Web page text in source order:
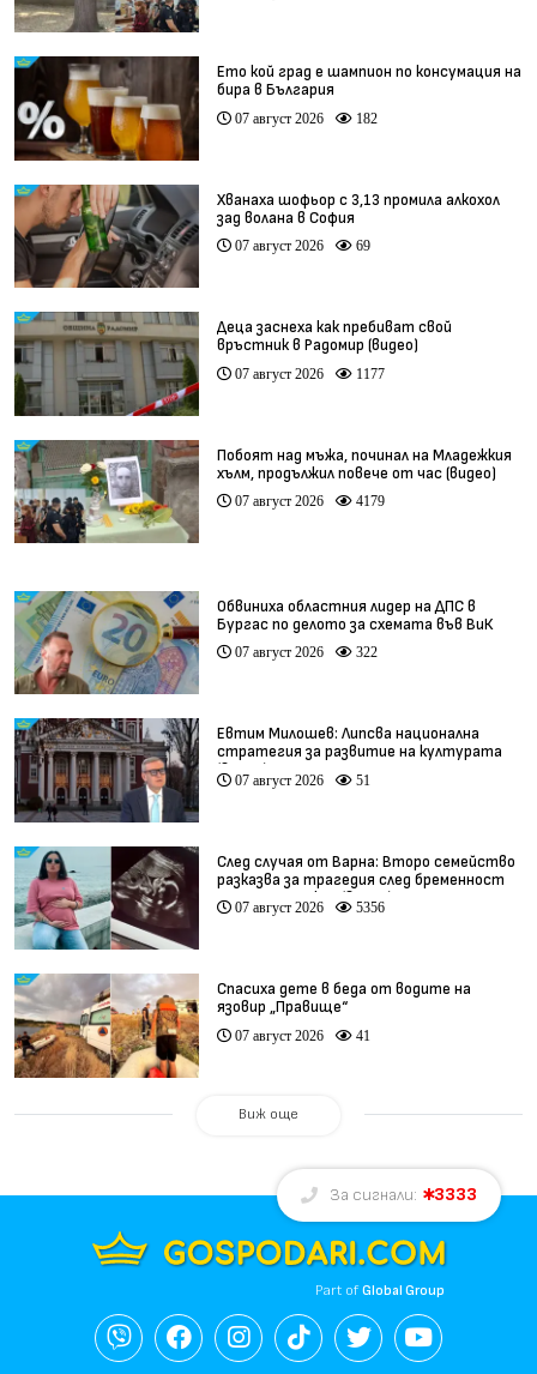
Ето кой град е шампион по консумация на
бира в България
07 август 2026 182
Хванаха шофьор с 3,13 промила алкохол
зад волана в София
07 август 2026 69
Деца заснеха как пребиват свой
връстник в Радомир (видео)
07 август 2026 1177
Побоят над мъжа, починал на Младежкия
хълм, продължил повече от час (видео)
07 август 2026 4179
Обвиниха областния лидер на ДПС в
Бургас по делото за схемата във ВиК
07 август 2026 322
Евтим Милошев: Липсва национална
стратегия за развитие на културата
(видео)
07 август 2026 51
След случая от Варна: Второ семейство
разказва за трагедия след бременност
при същия лекар (видео)
07 август 2026 5356
Спасиха дете в беда от водите на
язовир „Правище“
07 август 2026 41
Виж още
За сигнали: 3333
Part ofGlobal Group